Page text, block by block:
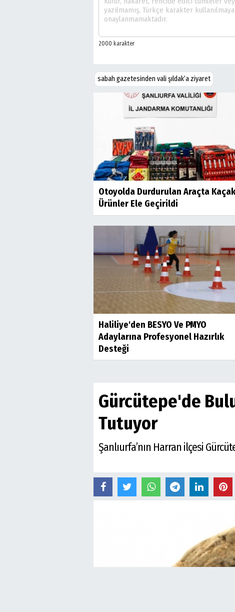
sabah gazetesinden vali şıldak’a ziyaret
Otoyolda Durdurulan Araçta Kaçak
Ürünler Ele Geçirildi
Haliliye'den BESYO Ve PMYO
Adaylarına Profesyonel Hazırlık
Desteği
Gürcütepe'de
Tutuyor
Şanlıurfa’nın Harran ilçesi